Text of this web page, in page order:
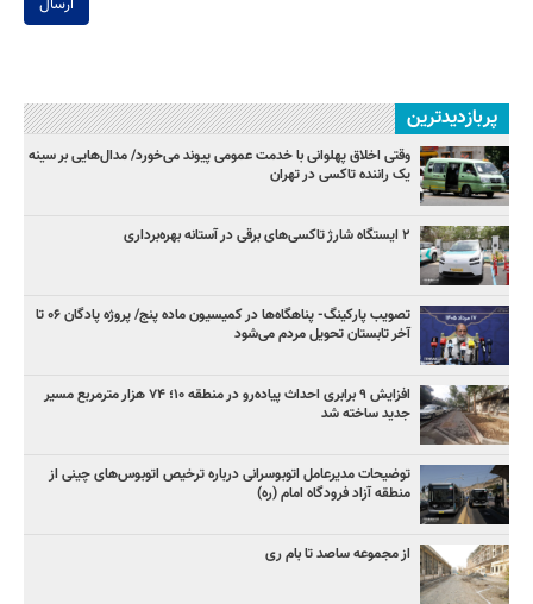
ارسال
پربازدیدترین
وقتی اخلاق پهلوانی با خدمت عمومی پیوند می‌خورد/ مدال‌هایی بر سینه
یک راننده تاکسی در تهران
۲ ایستگاه شارژ تاکسی‌های برقی در آستانه بهره‌برداری
تصویب پارکینگ- پناهگاه‌ها در کمیسیون ماده پنج/ پروژه پادگان ۰۶ تا
آخر تابستان تحویل مردم می‌شود
افزایش ۹ برابری احداث پیاده‌رو در منطقه ۱۰؛ ۷۴ هزار مترمربع مسیر
جدید ساخته شد
توضیحات مدیرعامل اتوبوسرانی درباره ترخیص اتوبوس‌های چینی از
منطقه آزاد فرودگاه امام (ره)
از مجموعه ساصد تا بام ری